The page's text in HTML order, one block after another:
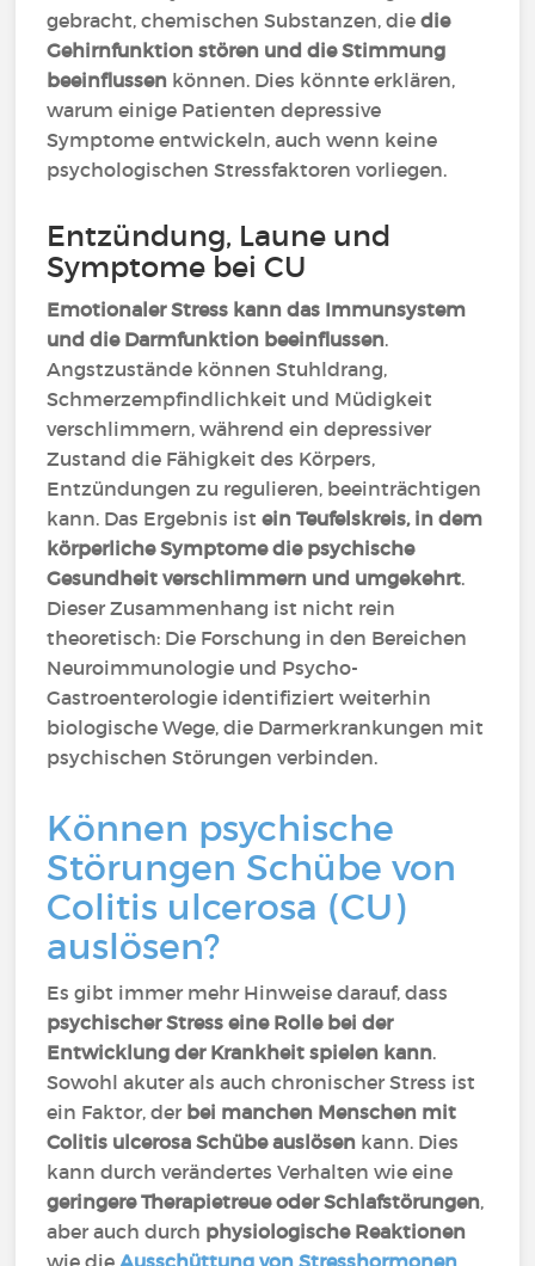
gebracht, chemischen Substanzen, diedie
Gehirnfunktion stören und die Stimmung
beeinflussen können. Dies könnte erklären,
warum einige Patienten depressive
Symptome entwickeln, auch wenn keine
psychologischen Stressfaktoren vorliegen.
Entzündung, Laune und
Symptome bei CU
Emotionaler Stress kann das Immunsystem
und die Darmfunktion beeinflussen.
Angstzustände können Stuhldrang,
Schmerzempfindlichkeit und Müdigkeit
verschlimmern, während ein depressiver
Zustand die Fähigkeit des Körpers,
Entzündungen zu regulieren, beeinträchtigen
kann. Das Ergebnis ist ein Teufelskreis, in dem
körperliche Symptome die psychische
Gesundheit verschlimmern und umgekehrt.
Dieser Zusammenhang ist nicht rein
theoretisch: Die Forschung in den Bereichen
Neuroimmunologie und Psycho-
Gastroenterologie identifiziert weiterhin
biologische Wege, die Darmerkrankungen mit
psychischen Störungen verbinden.
Können psychische
Störungen Schübe von
Colitis ulcerosa (CU)
auslösen?
Es gibt immer mehr Hinweise darauf, dass
psychischer Stress eine Rolle bei der
Entwicklung der Krankheit spielen kann.
Sowohl akuter als auch chronischer Stress ist
ein Faktor, der bei manchen Menschen mit
Colitis ulcerosa Schübe auslösen kann. Dies
kann durch verändertes Verhalten wie eine
geringere Therapietreue oder Schlafstörungen,
aber auch durch physiologische Reaktionen
wie dieAusschüttung von Stresshormonen